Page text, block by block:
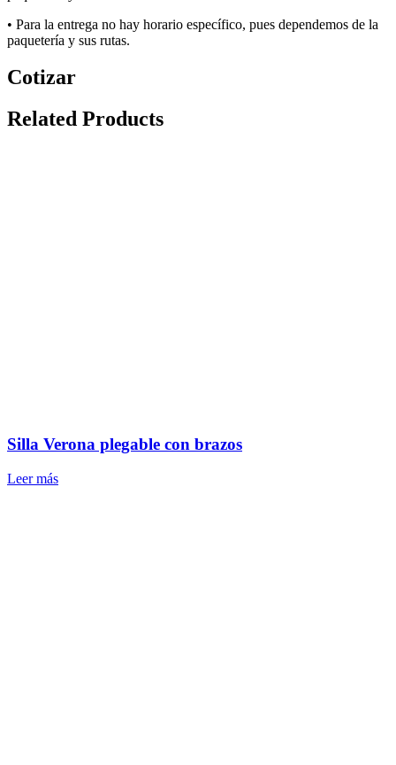
• Para la entrega no hay horario específico, pues dependemos de la
paquetería y sus rutas.
Cotizar
Related Products
Silla Verona plegable con brazos
Leer más